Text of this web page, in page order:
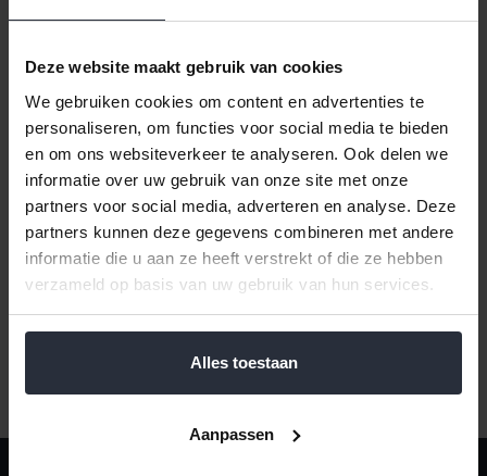
Deze website maakt gebruik van cookies
We gebruiken cookies om content en advertenties te
personaliseren, om functies voor social media te bieden
en om ons websiteverkeer te analyseren. Ook delen we
informatie over uw gebruik van onze site met onze
partners voor social media, adverteren en analyse. Deze
partners kunnen deze gegevens combineren met andere
informatie die u aan ze heeft verstrekt of die ze hebben
verzameld op basis van uw gebruik van hun services.
Alles toestaan
Aanpassen
Veilig achteraf betalen, tot 14 dagen na aankoop
Gratis verzending vanaf €60,=
Naam oplopend